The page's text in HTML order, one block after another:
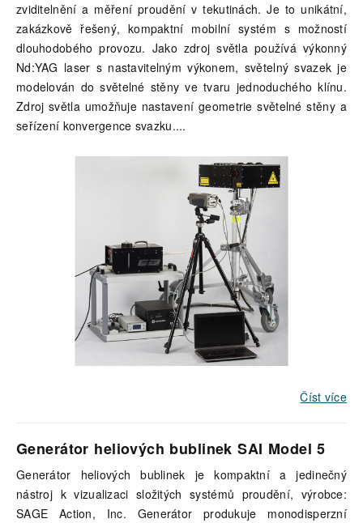
zviditelnění a měření proudění v tekutinách. Je to unikátní,
zakázkově řešený, kompaktní mobilní systém s možností
dlouhodobého provozu. Jako zdroj světla používá výkonný
Nd:YAG laser s nastavitelným výkonem, světelný svazek je
modelován do světelné stěny ve tvaru jednoduchého klínu.
Zdroj světla umožňuje nastavení geometrie světelné stěny a
seřízení konvergence svazku....
Číst více
Generátor heliových bublinek SAI Model 5
Generátor heliových bublinek je kompaktní a jedinečný
nástroj k vizualizaci složitých systémů proudění, výrobce:
SAGE Action, Inc. Generátor produkuje monodisperzní